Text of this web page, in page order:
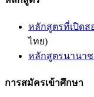
หลักสูตรที่เปิดส
ไทย)
หลักสูตรนานา
การสมัครเข้าศึกษา